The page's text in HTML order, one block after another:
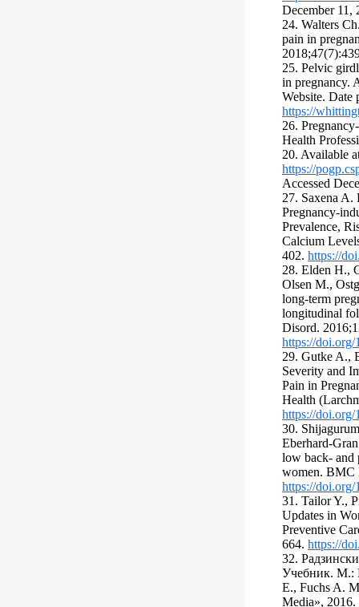
December 11,
24. Walters
pain in
25. Pelvic
in pregnancy.
Website. Date
https://
26.
Health
20. Available
https://
Accessed
27. Saxena
Pregnancy-
Prevalence,
Calcium
402. https://
28. Elden H.,
Olsen M.,
long-term
longitudinal
Disord.
https://doi.org/
29. Gutke A.,
Severity and
Pain in
Health
https://
30.
Eberhard-
low back- and
women. BMC
https://doi.org/
31. Tailor Y.,
Updates in
Preventive
664. https://
32.
Учебник. М.:
E., Fuchs A.
Media»,